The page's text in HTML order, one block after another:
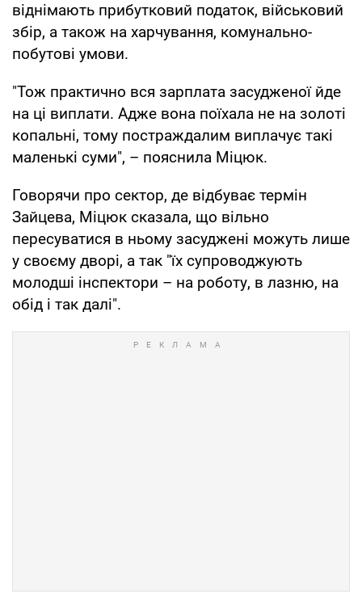
віднімають прибутковий податок, військовий
збір, а також на харчування, комунально-
побутові умови.
"Тож практично вся зарплата засудженої йде
на ці виплати. Адже вона поїхала не на золоті
копальні, тому постраждалим виплачує такі
маленькі суми", – пояснила Міцюк.
Говорячи про сектор, де відбуває термін
Зайцева, Міцюк сказала, що вільно
пересуватися в ньому засуджені можуть лише
у своєму дворі, а так "їх супроводжують
молодші інспектори – на роботу, в лазню, на
обід і так далі".